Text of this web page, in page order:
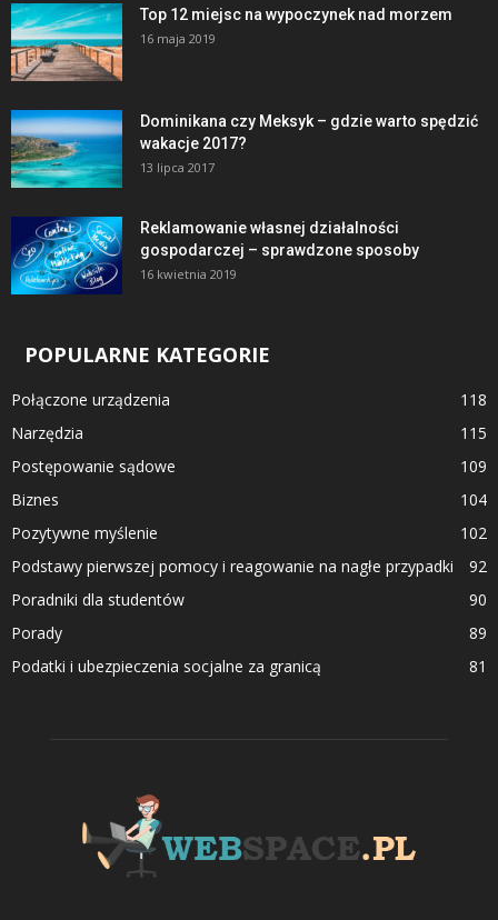
Top 12 miejsc na wypoczynek nad morzem
16 maja 2019
Dominikana czy Meksyk – gdzie warto spędzić
wakacje 2017?
13 lipca 2017
Reklamowanie własnej działalności
gospodarczej – sprawdzone sposoby
16 kwietnia 2019
POPULARNE KATEGORIE
Połączone urządzenia
118
Narzędzia
115
Postępowanie sądowe
109
Biznes
104
Pozytywne myślenie
102
Podstawy pierwszej pomocy i reagowanie na nagłe przypadki
92
Poradniki dla studentów
90
Porady
89
Podatki i ubezpieczenia socjalne za granicą
81